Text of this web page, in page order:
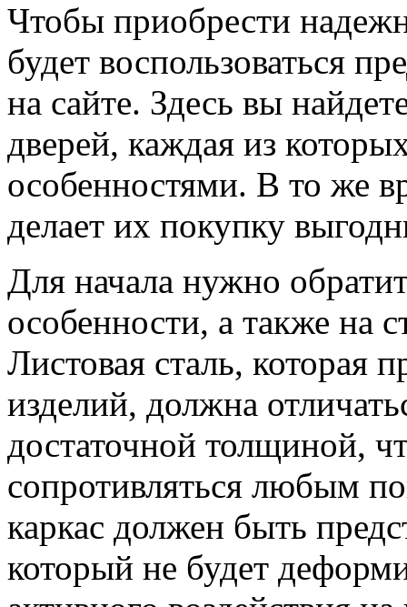
Чтобы приобрести
будет воспользоваться
на сайте. Здесь вы
дверей, каждая из
особенностями. В то же
делает их покупку
Для начала нужно
особенности, а также на
Листовая сталь, которая
изделий, должна
достаточной толщиной,
сопротивляться любым
каркас должен быть
который не будет